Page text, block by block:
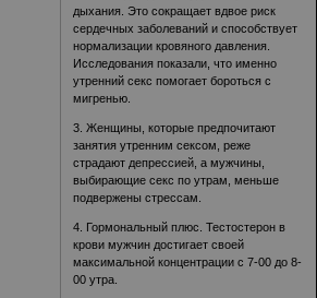
дыхания. Это сокращает вдвое риск
сердечных заболеваний и способствует
нормализации кровяного давления.
Исследования показали, что именно
утренний секс помогает бороться с
мигренью.
3. Женщины, которые предпочитают
занятия утренним сексом, реже
страдают депрессией, а мужчины,
выбирающие секс по утрам, меньше
подвержены стрессам.
4. Гормональный плюс. Тестостерон в
крови мужчин достигает своей
максимальной концентрации с 7-00 до 8-
00 утра.